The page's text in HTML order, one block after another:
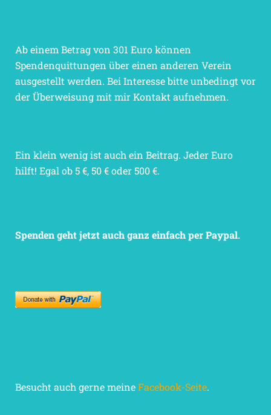
Ab einem Betrag von 301 Euro können
Spendenquittungen über einen anderen Verein
ausgestellt werden. Bei Interesse bitte unbedingt vor
der Überweisung mit mir Kontakt aufnehmen.
Ein klein wenig ist auch ein Beitrag. Jeder Euro
hilft! Egal ob 5 €, 50 € oder 500 €.
Spenden geht jetzt auch ganz einfach per Paypal.
Besucht auch gerne meineFacebook-Seite.